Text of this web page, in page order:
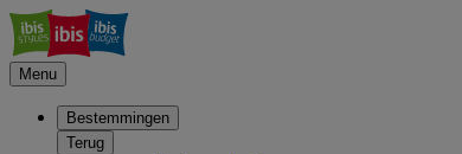
Menu
Bestemmingen
Terug